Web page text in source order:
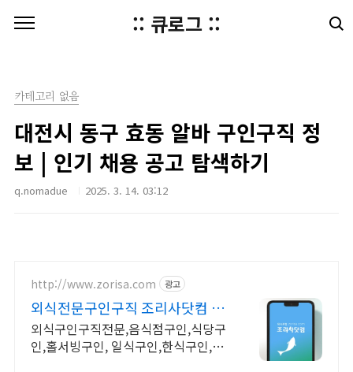
:: 큐로그 ::
카테고리 없음
대전시 동구 효동 알바 구인구직 정
보 | 인기 채용 공고 탐색하기
q.nomadue 2025. 3. 14. 03:12
http://www.zorisa.com 광고
외식전문구인구직 조리사닷컴 조
리사구인구직
외식구인구직전문,음식점구인,식당구
인,홀서빙구인, 일식구인,한식구인,식